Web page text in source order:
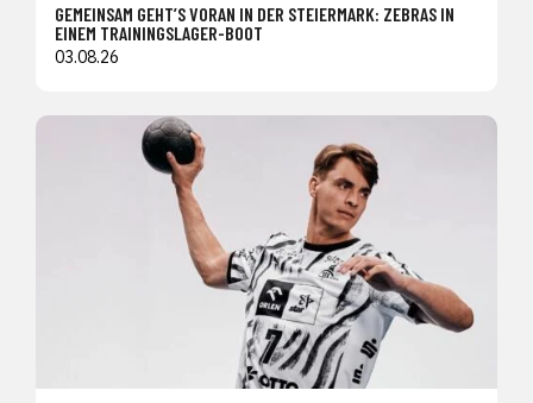
GEMEINSAM GEHT’S VORAN IN DER STEIERMARK: ZEBRAS IN
EINEM TRAININGSLAGER-BOOT
03.08.26